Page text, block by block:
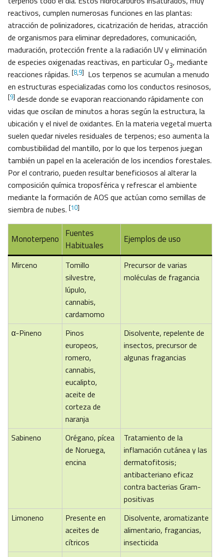
reactivos, cumplen numerosas funciones en las plantas:
atracción de polinizadores, cicatrización de heridas, atracción
de organismos para eliminar depredadores, comunicación,
maduración, protección frente a la radiación UV y eliminación
de especies oxigenadas reactivas, en particular O3, mediante
reacciones rápidas. [8,9] Los terpenos se acumulan a menudo
en estructuras especializadas como los conductos resinosos,
[9] desde donde se evaporan reaccionando rápidamente con
vidas que oscilan de minutos a horas según la estructura, la
ubicación y el nivel de oxidantes. En la materia vegetal muerta
suelen quedar niveles residuales de terpenos; eso aumenta la
combustibilidad del mantillo, por lo que los terpenos juegan
también un papel en la aceleración de los incendios forestales.
Por el contrario, pueden resultar beneficiosos al alterar la
composición química troposférica y refrescar el ambiente
mediante la formación de AOS que actúan como semillas de
siembra de nubes. [10]
Monoterpeno Fuentes
Habituales
Ejemplos de uso
Mirceno
Tomillo
silvestre,
lúpulo,
cannabis,
cardamomo
Precursor de varias
moléculas de fragancia
α-Pineno
Pinos
europeos,
romero,
cannabis,
eucalipto,
aceite de
corteza de
naranja
Disolvente, repelente de
insectos, precursor de
algunas fragancias
Sabineno
Orégano, pícea
de Noruega,
encina
Tratamiento de la
inflamación cutánea y las
dermatofitosis;
antibacteriano eficaz
contra bacterias Gram-
positivas
Limoneno
Presente en
aceites de
cítricos
Disolvente, aromatizante
alimentario, fragancias,
insecticida